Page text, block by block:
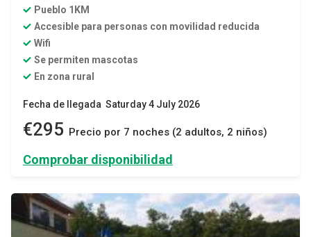
Pueblo 1KM
Accesible para personas con movilidad reducida
Wifi
Se permiten mascotas
En zona rural
Fecha de llegada Saturday 4 July 2026
€295 Precio por 7 noches (2 adultos, 2 niños)
Comprobar disponibilidad